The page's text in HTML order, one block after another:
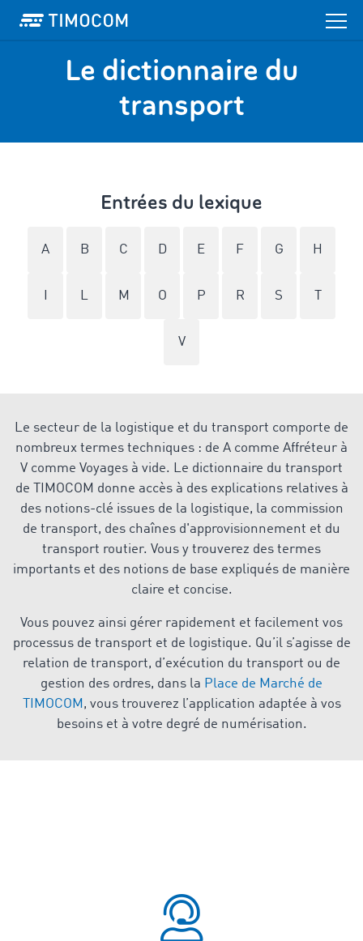
Le dictionnaire du
transport
Entrées du lexique
A B C D E F G H
L M O P R S
V
Le secteur de la logistique et du transport comporte de
nombreux termes techniques : de A comme Affréteur à
V comme Voyages à vide. Le dictionnaire du transport
de TIMOCOM donne accès à des explications relatives à
des notions-clé issues de la logistique, la commission
de transport, des chaînes d'approvisionnement et du
transport routier. Vous y trouverez des termes
importants et des notions de base expliqués de manière
claire et concise.
Vous pouvez ainsi gérer rapidement et facilement vos
processus de transport et de logistique. Qu’il s’agisse de
relation de transport, d’exécution du transport ou de
gestion des ordres, dans la Place de Marché de
TIMOCOM , vous trouverez l’application adaptée à vos
besoins et à votre degré de numérisation.